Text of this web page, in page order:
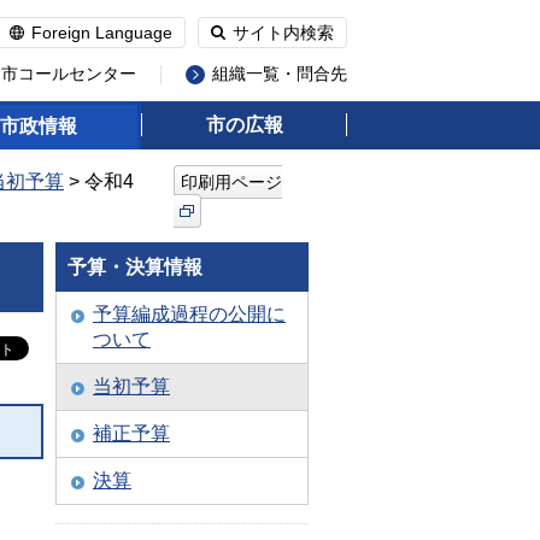
Foreign Language サイト内検索
コールセンター 組織一覧・問合先
市政情報 市の広報
初予算 > 令和4 印刷用ページ
予算・決算情報
予算編成過程の公開に
ついて
当初予算
補正予算
決算